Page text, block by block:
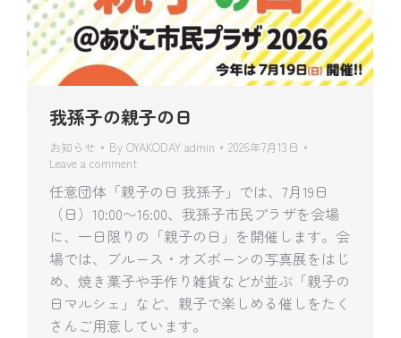
我孫子の親子の日
お知らせ By OYAKODAY admin
2026年7月13日
Leave a comment
任意団体「親子の日 我孫子」では、7月19日
（日）10:00〜16:00、我孫子市民プラザを会場
に、一日限りの「親子の日」を開催します。会
場では、ブルース・オズボーンの写真展をはじ
め、焼き菓子や手作り雑貨などが並ぶ「親子の
日マルシェ」など、親子で楽しめる催しをたく
さんご用意しています。